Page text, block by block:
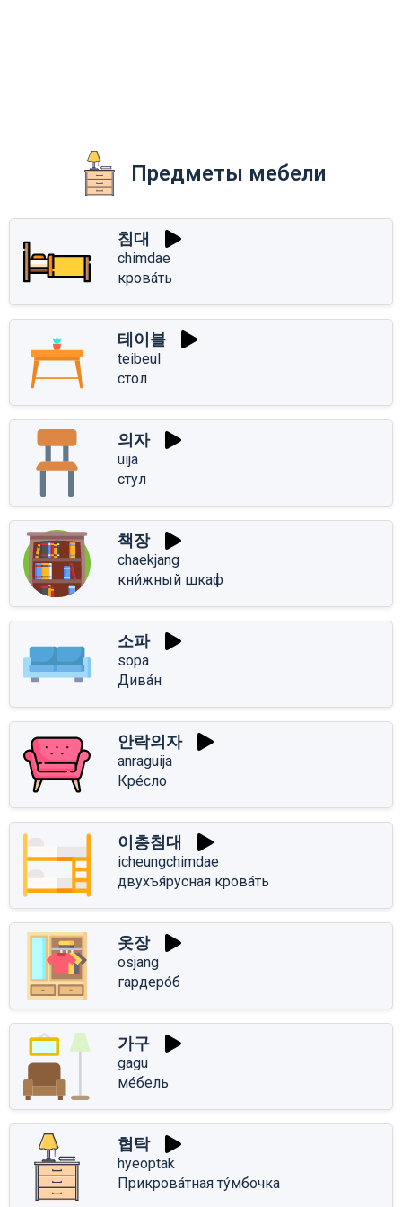
Предметы мебели
침대
chimdae
крова́ть
테이블
teibeul
стол
의자
uija
стул
책장
chaekjang
кни́жный шкаф
소파
sopa
Дива́н
안락의자
anraguija
Кре́сло
이층침대
icheungchimdae
двухъя́русная крова́ть
옷장
osjang
гардеро́б
가구
gagu
ме́бель
협탁
hyeoptak
Прикрова́тная ту́мбочка